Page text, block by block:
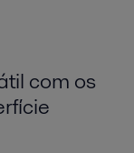
com os